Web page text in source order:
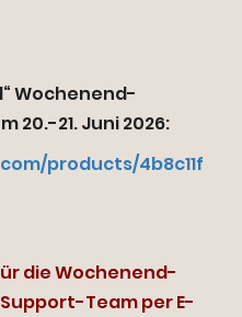
Wochenend-
20.-21. Juni 2026:
products/4b8c11f
die Wochenend-
Team per E-